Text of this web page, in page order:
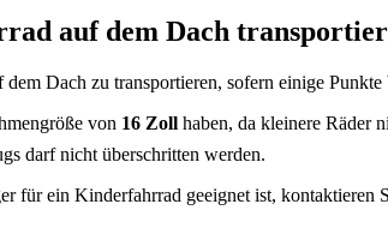
auf dem Dach
Dach zu transportieren, sofern einige Punkte
von 16 Zoll haben, da kleinere Räder
darf nicht überschritten werden.
für ein Kinderfahrrad geeignet ist, kontaktieren